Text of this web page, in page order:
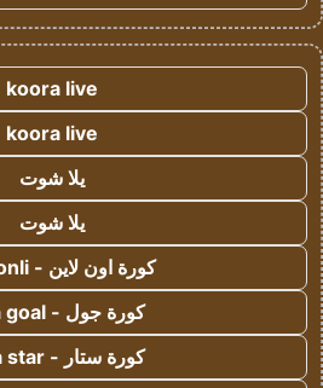
koora live
koora live
يلا شوت
يلا شوت
كورة اون لاين - kora onli
كورة جول - kora goal
كورة ستار - kora star